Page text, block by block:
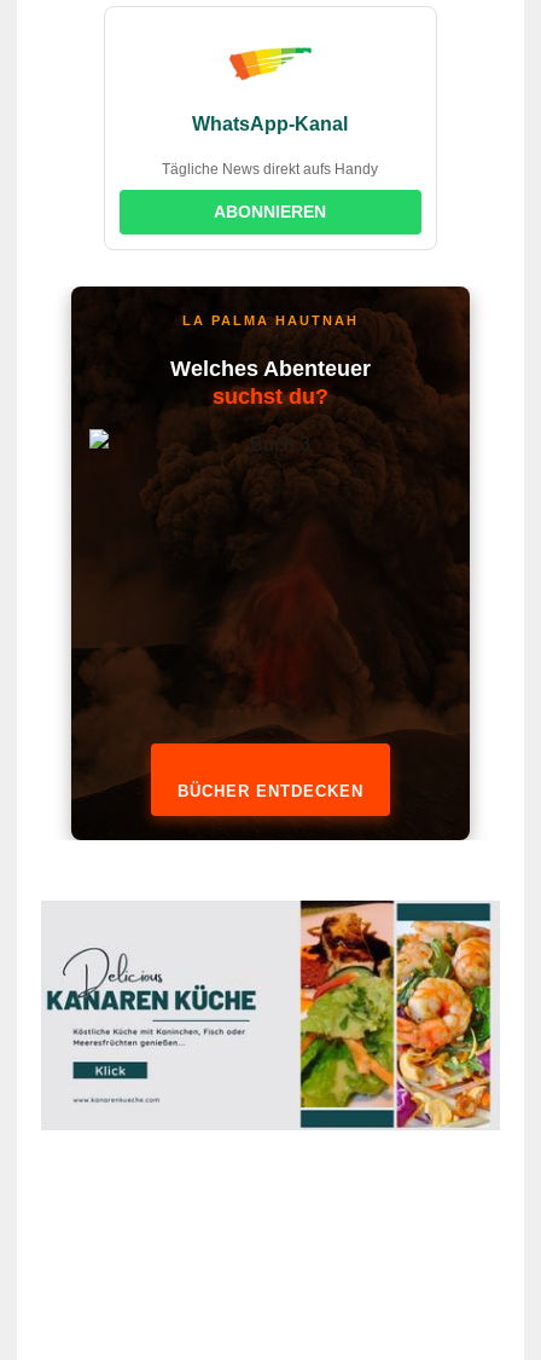
WhatsApp-Kanal
Tägliche News direkt aufs Handy
ABONNIEREN
LA PALMA HAUTNAH
Welches Abenteuer
suchst du?
BÜCHER ENTDECKEN